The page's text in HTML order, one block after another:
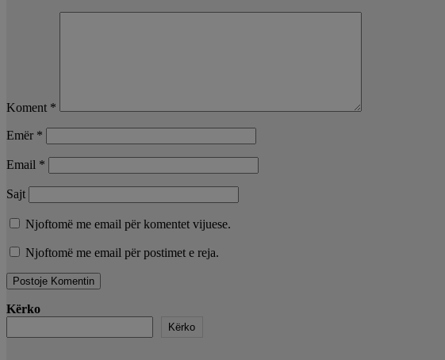
Koment *
Emër *
Email *
Sajt
Njoftomë me email për komentet vijuese.
Njoftomë me email për postimet e reja.
Kërko
Kërko